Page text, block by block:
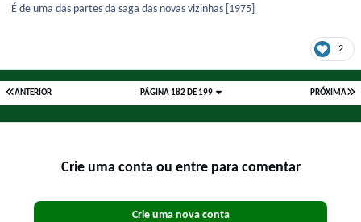
É de uma das partes da saga das novas vizinhas [1975]
2
ANTERIOR PRÓXIMA
PÁGINA 182 DE 199
Crie uma conta ou entre para comentar
Crie uma nova conta